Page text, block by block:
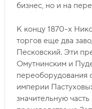
бизнес, но и на
К концу 1870-х
торгов еще два
Песковский. Эти
Омутнинским и
переоборудования
империи
значительную